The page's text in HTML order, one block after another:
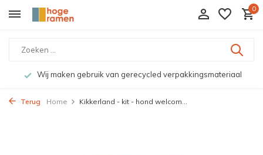
0
Wij maken gebruik van gerecycled verpakkingsmateriaal
Terug Home Kikkerland - kit - hond welcom...